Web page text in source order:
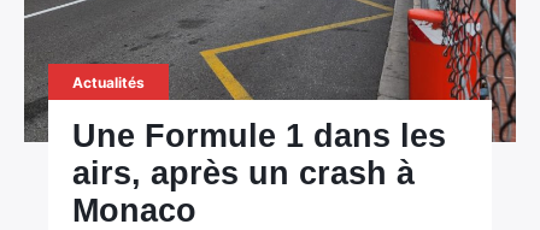
Actualités
Une Formule 1 dans les
airs, après un crash à
Monaco